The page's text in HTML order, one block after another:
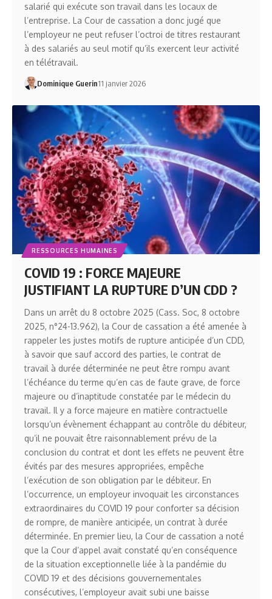
salarié qui exécute son travail dans les locaux de
l’entreprise. La Cour de cassation a donc jugé que
l’employeur ne peut refuser l’octroi de titres restaurant
à des salariés au seul motif qu’ils exercent leur activité
en télétravail.
Dominique Guerin11 janvier 2026
RESSOURCES HUMAINES
COVID 19 : FORCE MAJEURE
JUSTIFIANT LA RUPTURE D’UN CDD ?
Dans un arrêt du 8 octobre 2025 (Cass. Soc, 8 octobre
2025, n°24-13.962), la Cour de cassation a été amenée à
rappeler les justes motifs de rupture anticipée d’un CDD,
à savoir que sauf accord des parties, le contrat de
travail à durée déterminée ne peut être rompu avant
l’échéance du terme qu’en cas de faute grave, de force
majeure ou d’inaptitude constatée par le médecin du
travail. Il y a force majeure en matière contractuelle
lorsqu’un évènement échappant au contrôle du débiteur,
qu’il ne pouvait être raisonnablement prévu de la
conclusion du contrat et dont les effets ne peuvent être
évités par des mesures appropriées, empêche
l’exécution de son obligation par le débiteur. En
l’occurrence, un employeur invoquait les circonstances
extraordinaires du COVID 19 pour conforter sa décision
de rompre, de manière anticipée, un contrat à durée
déterminée. En premier lieu, la Cour de cassation a noté
que la Cour d’appel avait constaté qu’en conséquence
de la situation exceptionnelle liée à la pandémie du
COVID 19 et des décisions gouvernementales
consécutives, l’employeur avait subi une baisse